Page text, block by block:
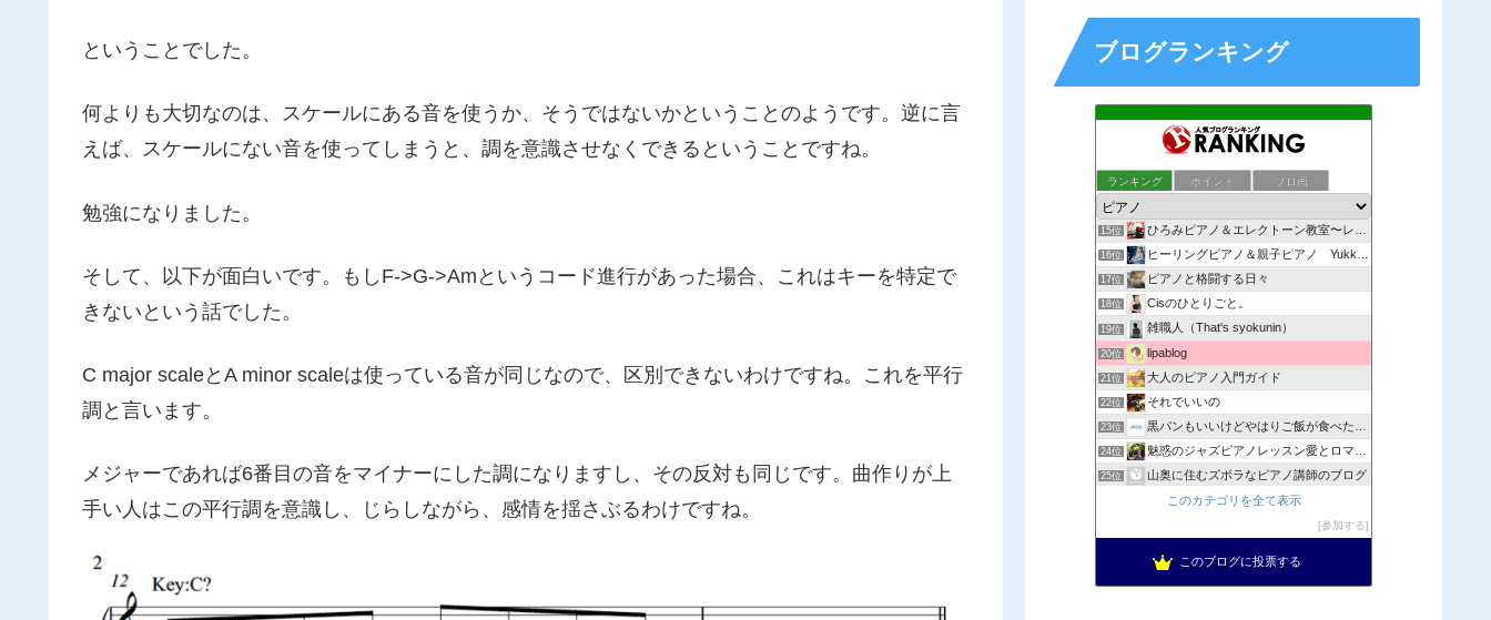
ということでした。
何よりも大切なのは、スケールにある音を使うか、そうではないかということのようです。逆に言
えば、スケールにない音を使ってしまうと、調を意識させなくできるということですね。
勉強になりました。
そして、以下が面白いです。もしF->G->Amというコード進行があった場合、これはキーを特定で
きないという話でした。
C major scaleとA minor scaleは使っている音が同じなので、区別できないわけですね。これを平行
調と言います。
メジャーであれば6番目の音をマイナーにした調になりますし、その反対も同じです。曲作りが上
手い人はこの平行調を意識し、じらしながら、感情を揺さぶるわけですね。
ブログランキング
ランキング ポイント ブロ画
13位 ピアノ調律日記
14位
15位 ひろみピアノ＆エレクトーン教室〜レッスンdiary
16位 ヒーリングピアノ＆親子ピアノ Yukkyの音繋ぎ
17位 ピアノと格闘する日々
18位 Cisのひとりごと。
19位 雑職人（That's syokunin）
20位 lipablog
21位 大人のピアノ入門ガイド
22位 それでいいの
23位 黒パンもいいけどやはりご飯が食べたい〜音楽と本とうさぎの日記
24位 魅惑のジャズピアノレッスン愛とロマンとセッションの日々
25位 山奥に住むズボラなピアノ講師のブログ
癒しの風のピアニスト
このカテゴリを全て表示
参加する
このブログに投票する